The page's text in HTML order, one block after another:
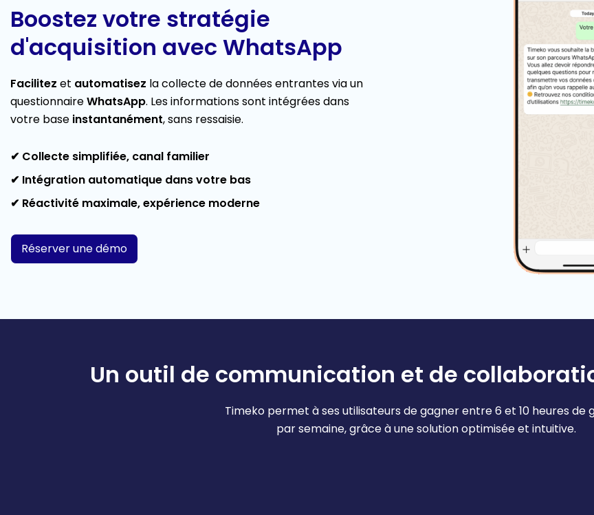
Boostez votre stratégie
d'acquisition avec WhatsApp
Facilitez et automatisez la collecte de données entrantes via un
questionnaireWhatsApp. Les informations sont intégrées dans
votre base instantanément, sans ressaisie.
✔ Collecte simplifiée, canal familier
✔ Intégration automatique dans votre bas
✔ Réactivité maximale, expérience moderne
Réserver une démo
Un outil de communication et de
Timeko permet à ses utilisateurs de gagner entre 6 et 10 heures de
par semaine, grâce à une solution optimisée et intuitive.